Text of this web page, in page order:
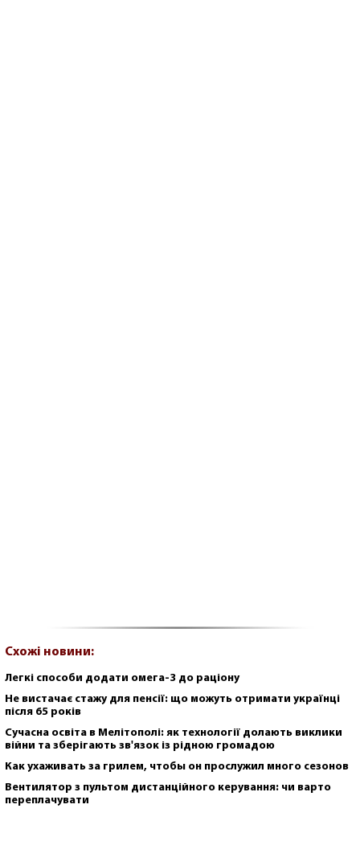
Схожі новини:
Легкі способи додати омега-3 до раціону
Не вистачає стажу для пенсії: що можуть отримати українці
після 65 років
Сучасна освіта в Мелітополі: як технології долають виклики
війни та зберігають зв'язок із рідною громадою
Как ухаживать за грилем, чтобы он прослужил много сезонов
Вентилятор з пультом дистанційного керування: чи варто
переплачувати